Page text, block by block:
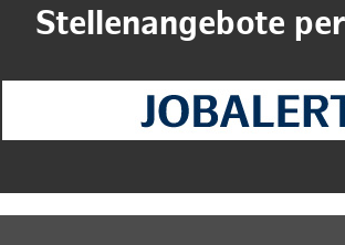
Stellenangebote